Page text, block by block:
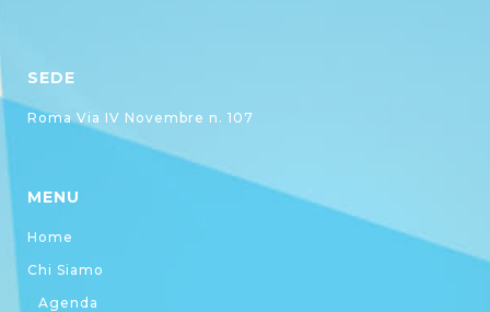
SEDE
Roma Via IV Novembre n. 107
MENU
Home
Chi Siamo
Agenda